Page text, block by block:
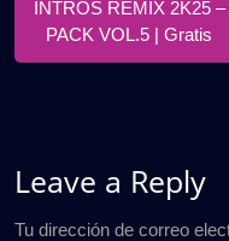
INTROS REMIX 2K25 –
PACK VOL.5 | Gratis
Leave a Reply
Tu dirección de correo